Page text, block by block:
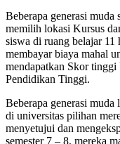
Beberapa generasi
memilih lokasi Kursus
siswa di ruang belajar 11
membayar biaya mahal
mendapatkan Skor
Pendidikan Tinggi.
Beberapa generasi
di universitas pilihan
menyetujui dan
semester 7 – 8, mereka